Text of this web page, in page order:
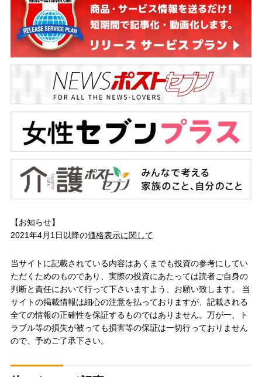
【お知らせ】
2021年4月1日以降の価格表示に関して
当サイトに記載されている内容はあくまでも投資の参考にしてい
ただくためのものであり、実際の投資にあたっては読者ご自身の
判断と責任において行って下さいますよう、お願い致します。 当
サイトの掲載情報は細心の注意を払っておりますが、記載される
全ての情報の正確性を保証するものではありません。万が一、ト
ラブル等の損失が被っても損害等の保証は一切行っておりません
ので、予めご了承下さい。